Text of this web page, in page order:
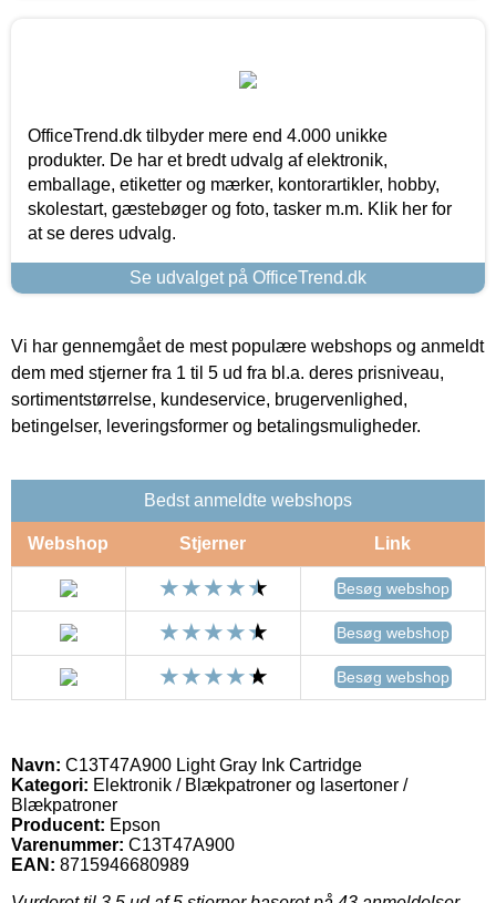
OfficeTrend.dk tilbyder mere end 4.000 unikke
produkter. De har et bredt udvalg af elektronik,
emballage, etiketter og mærker, kontorartikler, hobby,
skolestart, gæstebøger og foto, tasker m.m. Klik her for
at se deres udvalg.
Se udvalget på OfficeTrend.dk
Vi har gennemgået de mest populære webshops og anmeldt
dem med stjerner fra 1 til 5 ud fra bl.a. deres prisniveau,
sortimentstørrelse, kundeservice, brugervenlighed,
betingelser, leveringsformer og betalingsmuligheder.
Bedst anmeldte webshops
Webshop Stjerner Link
Besøg webshop
Besøg webshop
Besøg webshop
Navn: C13T47A900 Light Gray Ink Cartridge
Kategori: Elektronik / Blækpatroner og lasertoner /
Blækpatroner
Producent: Epson
Varenummer: C13T47A900
EAN: 8715946680989